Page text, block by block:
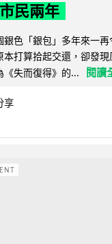
民兩年
銀色「銀包」多年來一
本打算拾起交還，卻發
《失而復得》的...
閱讀
享